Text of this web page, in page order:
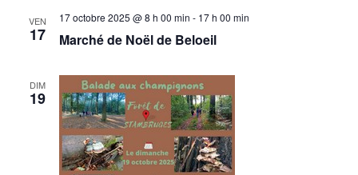
VEN
17
17 octobre 2025 @ 8 h 00 min - 17 h 00 min
Marché de Noël de Beloeil
DIM
19